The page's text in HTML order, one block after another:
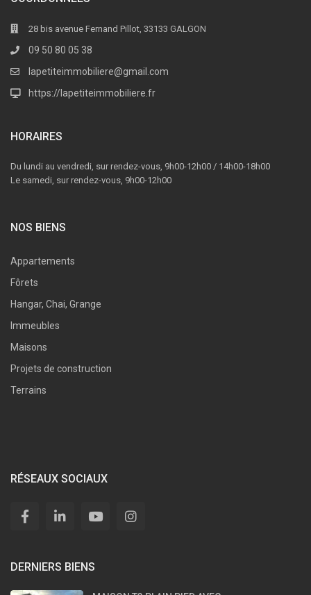
28 bis avenue Fernand Pillot, 33133 GALGON
09 50 80 05 38
lapetiteimmobiliere@gmail.com
https://lapetiteimmobiliere.fr
HORAIRES
Du lundi au vendredi, sur rendez-vous, 9h00-12h00 / 14h00-18h00
Le samedi, sur rendez-vous, 9h00-12h00
NOS BIENS
Appartements
Fôrets
Hangar, Chai, Grange
Immeubles
Maisons
Projets de construction
Terrains
RÉSEAUX SOCIAUX
DERNIERS BIENS